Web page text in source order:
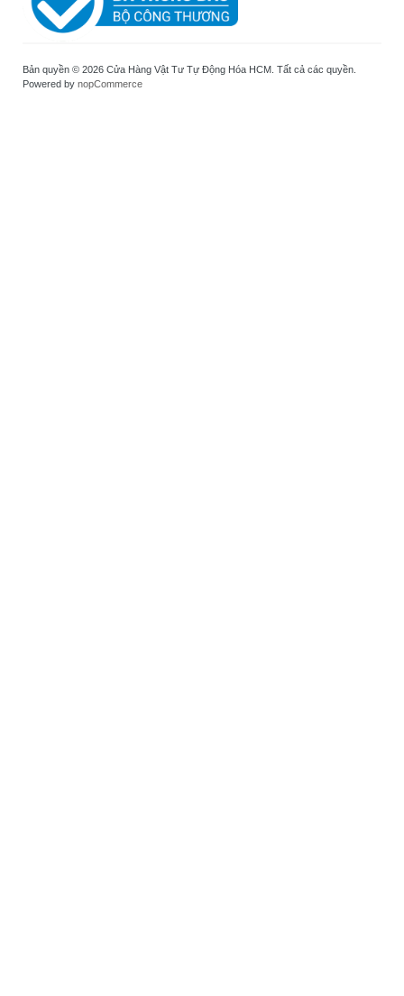
Bản quyền © 2026 Cửa Hàng Vật Tư Tự Động Hóa HCM. Tất cả các quyền.
Powered by nopCommerce